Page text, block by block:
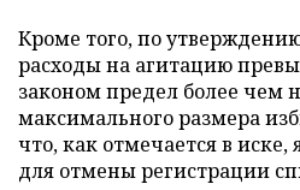
Кроме того, по
расходы на агитацию
законом предел более чем
максимального размера
что, как отмечается в иске,
для отмены регистрации